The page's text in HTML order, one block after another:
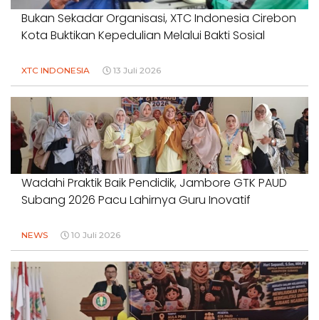
Bukan Sekadar Organisasi, XTC Indonesia Cirebon
Kota Buktikan Kepedulian Melalui Bakti Sosial
XTC INDONESIA 13 Juli 2026
Wadahi Praktik Baik Pendidik, Jambore GTK PAUD
Subang 2026 Pacu Lahirnya Guru Inovatif
NEWS 10 Juli 2026